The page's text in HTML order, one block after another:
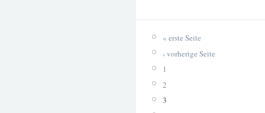
« erste Seite
‹ vorherige Seite
1
2
3